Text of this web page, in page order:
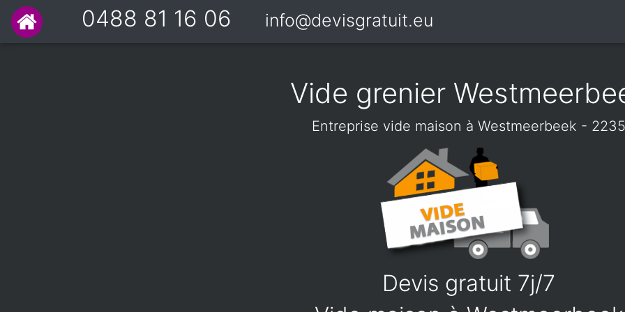
0488 81 16 06 info@devisgratuit.eu
Vide grenier
Entreprise vide maison à Westmeerbeek - 2235
Devis gratuit 7j/7